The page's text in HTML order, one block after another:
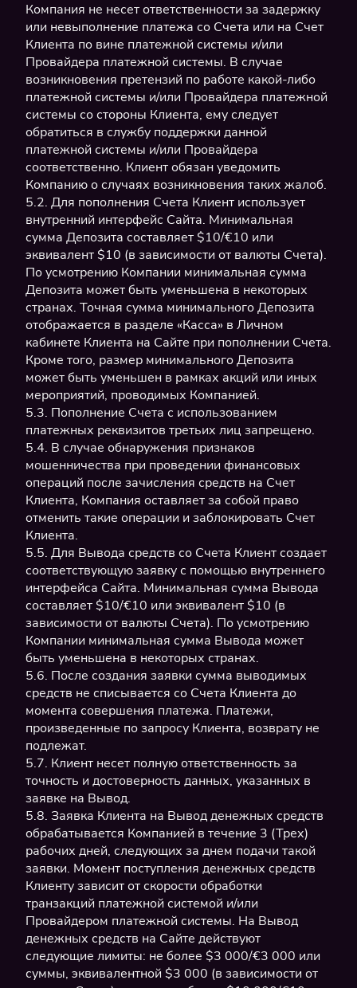
Компания не несет ответственности за задержку
или невыполнение платежа со Счета или на Счет
Клиента по вине платежной системы и/или
Провайдера платежной системы. В случае
возникновения претензий по работе какой-либо
платежной системы и/или Провайдера платежной
системы со стороны Клиента, ему следует
обратиться в службу поддержки данной
платежной системы и/или Провайдера
соответственно. Клиент обязан уведомить
Компанию о случаях возникновения таких жалоб.
5.2. Для пополнения Счета Клиент использует
внутренний интерфейс Сайта. Минимальная
сумма Депозита составляет $10/€10 или
эквивалент $10 (в зависимости от валюты Счета).
По усмотрению Компании минимальная сумма
Депозита может быть уменьшена в некоторых
странах. Точная сумма минимального Депозита
отображается в разделе «Касса» в Личном
кабинете Клиента на Сайте при пополнении Счета.
Кроме того, размер минимального Депозита
может быть уменьшен в рамках акций или иных
мероприятий, проводимых Компанией.
5.3. Пополнение Счета с использованием
платежных реквизитов третьих лиц запрещено.
5.4. В случае обнаружения признаков
мошенничества при проведении финансовых
операций после зачисления средств на Счет
Клиента, Компания оставляет за собой право
отменить такие операции и заблокировать Счет
Клиента.
5.5. Для Вывода средств со Счета Клиент создает
соответствующую заявку с помощью внутреннего
интерфейса Сайта. Минимальная сумма Вывода
составляет $10/€10 или эквивалент $10 (в
зависимости от валюты Счета). По усмотрению
Компании минимальная сумма Вывода может
быть уменьшена в некоторых странах.
5.6. После создания заявки сумма выводимых
средств не списывается со Счета Клиента до
момента совершения платежа. Платежи,
произведенные по запросу Клиента, возврату не
подлежат.
5.7. Клиент несет полную ответственность за
точность и достоверность данных, указанных в
заявке на Вывод.
5.8. Заявка Клиента на Вывод денежных средств
обрабатывается Компанией в течение 3 (Трех)
рабочих дней, следующих за днем ​​подачи такой
заявки. Момент поступления денежных средств
Клиенту зависит от скорости обработки
транзакций платежной системой и/или
Провайдером платежной системы. На Вывод
денежных средств на Сайте действуют
следующие лимиты: не более $3 000/€3 000 или
суммы, эквивалентной $3 000 (в зависимости от